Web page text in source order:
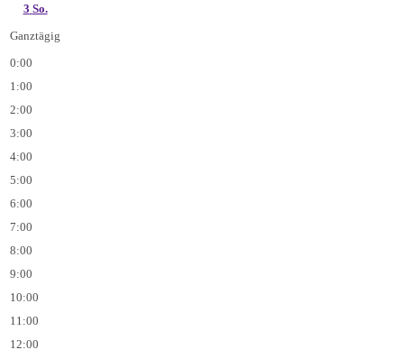
3 So.
Ganztägig
0:00
1:00
2:00
3:00
4:00
5:00
6:00
7:00
8:00
9:00
10:00
11:00
12:00